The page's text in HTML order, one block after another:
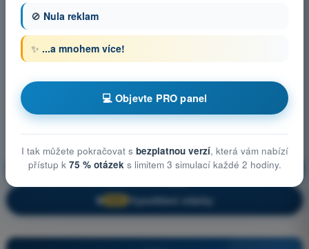
Letecké předpisy Trénink!
🔒 Vysvětlení otázky
🚫 Nula reklam
✨ ...a mnohem více!
💻 Objevte PRO panel
I tak můžete pokračovat s bezplatnou verzí, která vám nabízí
přístup k 75 % otázek s limitem 3 simulací každé 2 hodiny.